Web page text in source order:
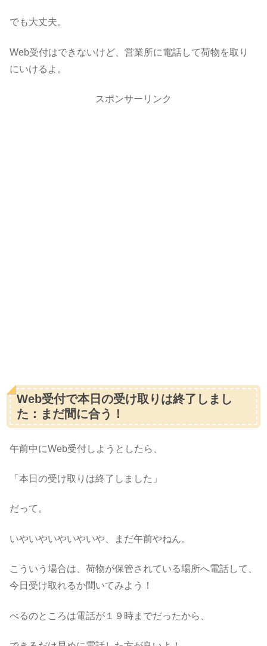
でも大丈夫。
Web受付はできないけど、営業所に電話して荷物を取り
にいけるよ。
スポンサーリンク
Web受付で本日の受け取りは終了しまし
た：まだ間に合う！
午前中にWeb受付しようとしたら、
「本日の受け取りは終了しました」
だって。
いやいやいやいやいや、まだ午前やねん。
こういう場合は、荷物が保管されている場所へ電話して、
今日受け取れるか聞いてみよう！
べるのところは電話が１９時までだったから、